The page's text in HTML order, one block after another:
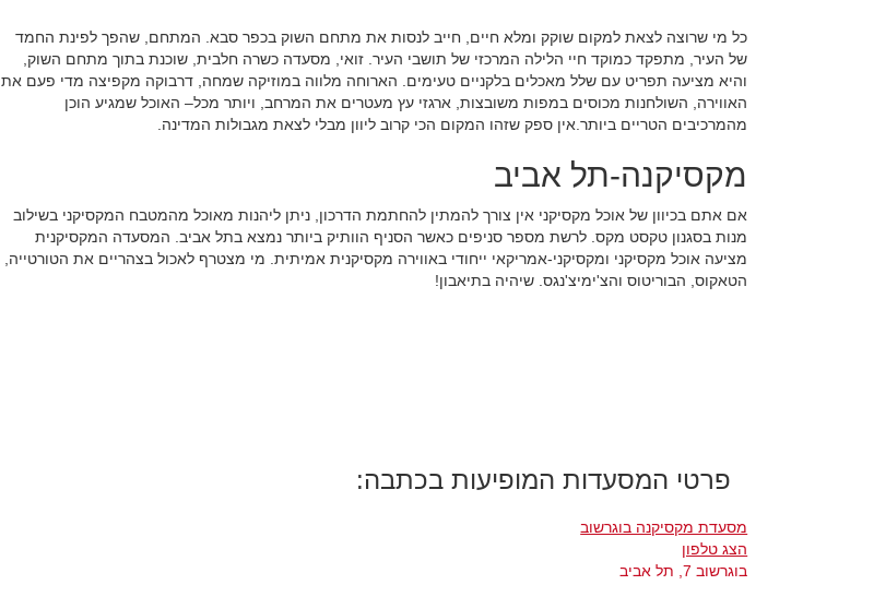
כל מי שרוצה לצאת למקום שוקק ומלא חיים, חייב לנסות את מתחם השוק בכפר סבא. המתחם, שהפך לפינת החמד
של העיר, מתפקד כמוקד חיי הלילה המרכזי של תושבי העיר. זואי, מסעדה כשרה חלבית, שוכנת בתוך מתחם השוק,
והיא מציעה תפריט עם שלל מאכלים בלקניים טעימים. הארוחה מלווה במוזיקה שמחה, דרבוקה מקפיצה מדי פעם את
האווירה, השולחנות מכוסים במפות משובצות, ארגזי עץ מעטרים את המרחב, ויותר מכל– האוכל שמגיע הוכן
מהמרכיבים הטריים ביותר.אין ספק שזהו המקום הכי קרוב ליוון מבלי לצאת מגבולות המדינה.
מקסיקנה-תל אביב
אם אתם בכיוון של אוכל מקסיקני אין צורך להמתין להחתמת הדרכון, ניתן ליהנות מאוכל מהמטבח המקסיקני בשילוב
מנות בסגנון טקסט מקס. לרשת מספר סניפים כאשר הסניף הוותיק ביותר נמצא בתל אביב. המסעדה המקסיקנית
מציעה אוכל מקסיקני ומקסיקני-אמריקאי ייחודי באווירה מקסיקנית אמיתית. מי מצטרף לאכול בצהריים את הטורטייה,
הטאקוס, הבוריטוס והצ'ימיצ'נגס. שיהיה בתיאבון!
פרטי המסעדות המופיעות בכתבה:
מסעדת מקסיקנה בוגרשוב
הצג טלפון
בוגרשוב 7, תל אביב